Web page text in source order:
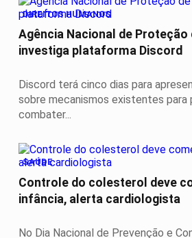
DIREITOS HUMANOS
Agência Nacional de Proteção
investiga plataforma Discord
Discord terá cinco dias para
sobre mecanismos existentes para
combater...
SAÚDE
Controle do colesterol deve
infância, alerta cardiologista
No Dia Nacional de Prevenção e